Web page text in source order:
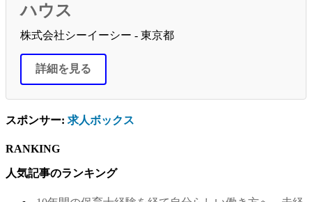
ハウス
株式会社シーイーシー - 東京都
詳細を見る
スポンサー: 求人ボックス
RANKING
人気記事のランキング